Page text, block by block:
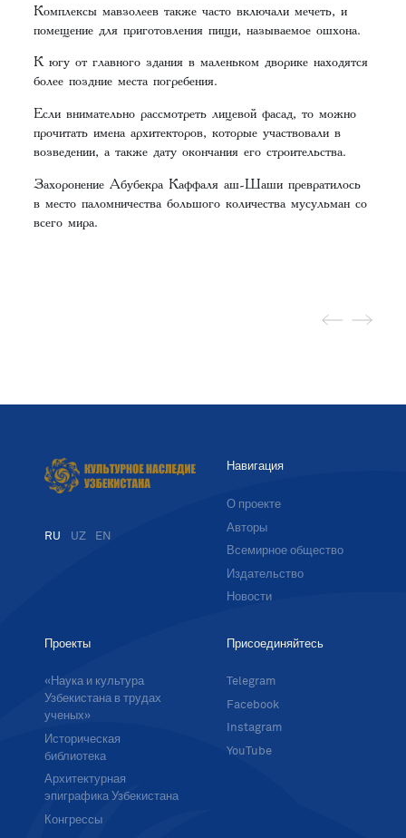
Комплексы мавзолеев также часто включали мечеть, и
помещение для приготовления пищи, называемое ошхона.
К югу от главного здания в маленьком дворике находятся
более поздние места погребения.
Если внимательно рассмотреть лицевой фасад, то можно
прочитать имена архитекторов, которые участвовали в
возведении, а также дату окончания его строительства.
Захоронение Абубекра Каффаля аш-Шаши превратилось
в место паломничества большого количества мусульман со
всего мира.
RU UZ EN
Навигация
О проекте
Авторы
Всемирное общество
Издательство
Новости
Проекты
«Наука и культура
Узбекистана в трудах
ученых»
Историческая
библиотека
Архитектурная
эпиграфика Узбекистана
Конгрессы
Присоединяйтесь
Telegram
Facebook
Instagram
YouTube